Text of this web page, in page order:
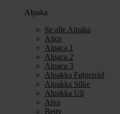
Alpaka
Se alle Alpaka
Alice
Alpaca 1
Alpaca 2
Alpaca 3
Alpakka Følgetråd
Alpakka Silke
Alpakka Ull
Alva
Betty